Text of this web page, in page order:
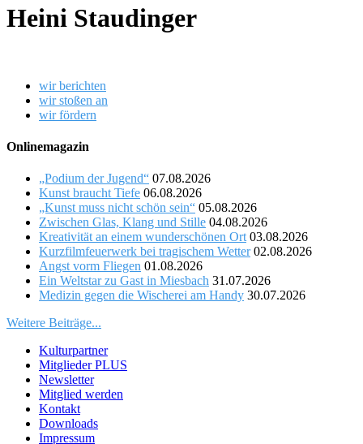
Heini Staudinger
wir berichten
wir stoßen an
wir fördern
Onlinemagazin
„Podium der Jugend“ 07.08.2026
Kunst braucht Tiefe 06.08.2026
„Kunst muss nicht schön sein“ 05.08.2026
Zwischen Glas, Klang und Stille 04.08.2026
Kreativität an einem wunderschönen Ort 03.08.2026
Kurzfilmfeuerwerk bei tragischem Wetter 02.08.2026
Angst vorm Fliegen 01.08.2026
Ein Weltstar zu Gast in Miesbach 31.07.2026
Medizin gegen die Wischerei am Handy 30.07.2026
Weitere Beiträge...
Kulturpartner
Mitglieder PLUS
Newsletter
Mitglied werden
Kontakt
Downloads
Impressum